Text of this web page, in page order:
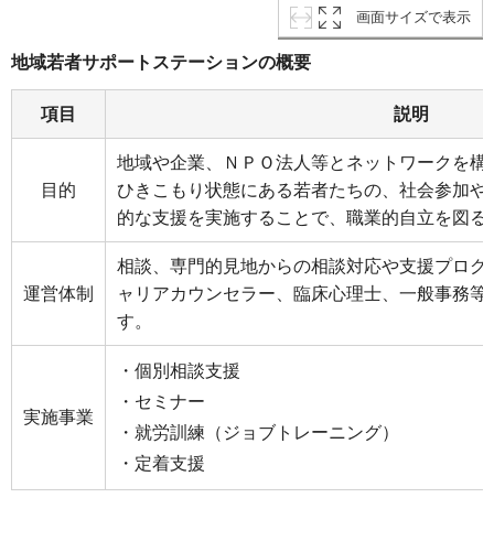
画面サイズで表示
地域若者サポートステーションの概要
項目 説明
目的
地域や企業、ＮＰＯ法人等とネットワークを
ひきこもり状態にある若者たちの、社会参加
的な支援を実施することで、職業的自立を図
運営体制
相談、専門的見地からの相談対応や支援プロ
ャリアカウンセラー、臨床心理士、一般事務
す。
実施事業
・個別相談支援
・セミナー
・就労訓練（ジョブトレーニング）
・定着支援